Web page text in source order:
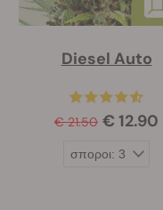
Diesel Auto
€ 21.50 € 12.90